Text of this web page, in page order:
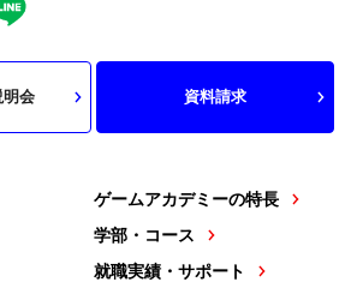
ゲームアカデミーの特長
学部・コース
就職実績・サポート
明会 資料請求